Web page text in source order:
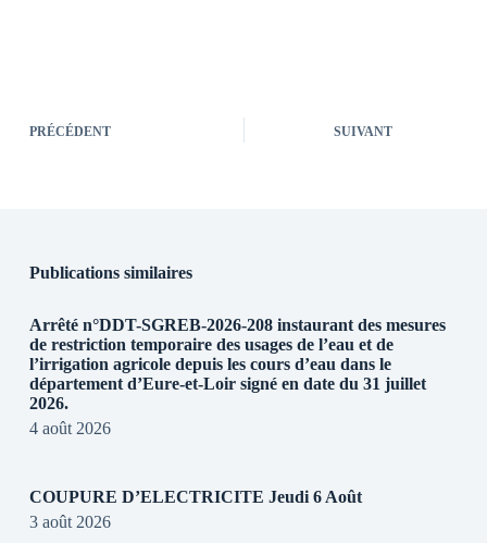
PRÉCÉDENT SUIVANT
Publications similaires
Arrêté n°DDT-SGREB-2026-208 instaurant des mesures
de restriction temporaire des usages de l’eau et de
l’irrigation agricole depuis les cours d’eau dans le
département d’Eure-et-Loir signé en date du 31 juillet
2026.
4 août 2026
COUPURE D’ELECTRICITE Jeudi 6 Août
3 août 2026